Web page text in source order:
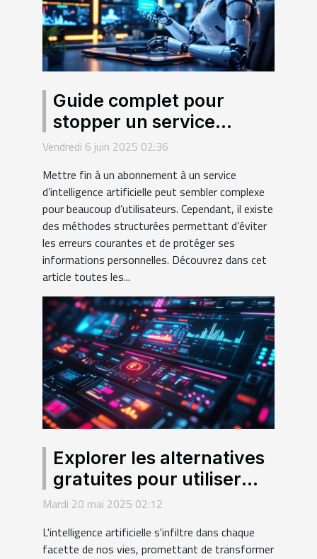
Guide complet pour
stopper un service
d'intelligence artificielle
Vendredi 6 juin 2025 02:36
Mettre fin à un abonnement à un service
d’intelligence artificielle peut sembler complexe
pour beaucoup d’utilisateurs. Cependant, il existe
des méthodes structurées permettant d’éviter
les erreurs courantes et de protéger ses
informations personnelles. Découvrez dans cet
article toutes les...
Explorer les alternatives
gratuites pour utiliser
l'intelligence artificielle
Mardi 20 mai 2025 02:12
L'intelligence artificielle s'infiltre dans chaque
facette de nos vies, promettant de transformer